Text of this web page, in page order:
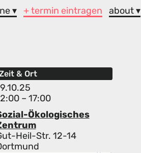
▾ + termin eintragen about ▾
& Ort
– 17:00
Ökologisches
Heil-Str. 12-14